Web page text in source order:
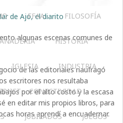
FFAA FILOSOFÍA
HISTORIA
IGLESIA INDUSTRIA
– CONECTIVIDAD
JUBILADOS JUEGOS
de Ajó, el diarito
algunas escenas comunes de
de las editoriales naufragó
escritores nos resultaba
por el alto costo y la escasa
en editar mis propios libros, para
horas aprendí a encuadernar.